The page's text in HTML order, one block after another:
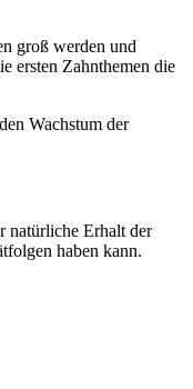
groß werden und
ersten Zahnthemen die
Wachstum der
natürliche Erhalt der
haben kann.